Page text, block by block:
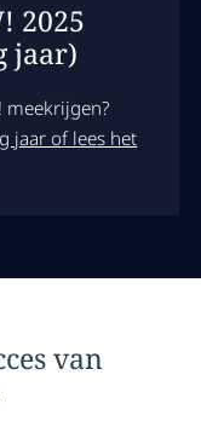
2025
jaar)
meekrijgen?
jaar of lees het
van